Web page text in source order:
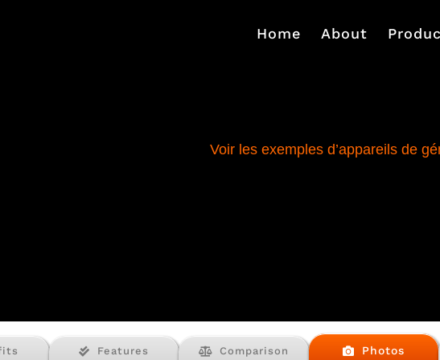
Home About
Voir les exemples d’appareils de
Features Comparison Photos